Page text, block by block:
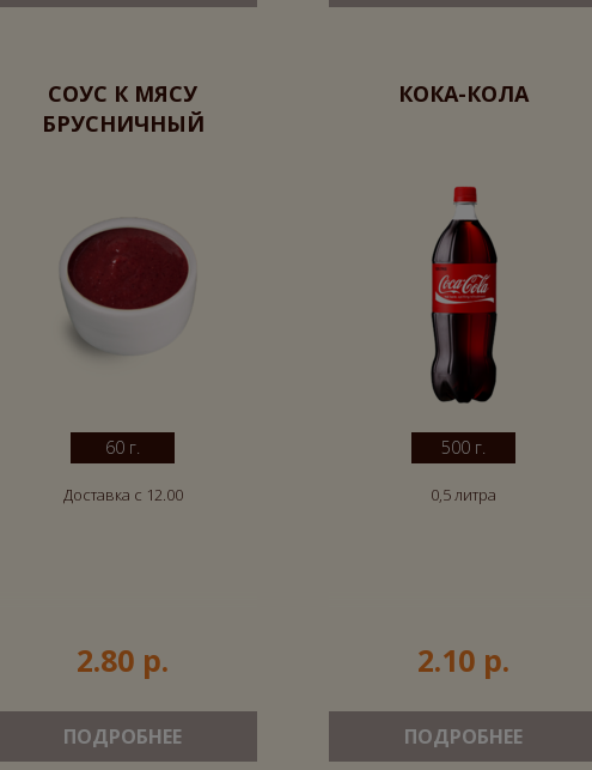
СОУС К МЯСУ
БРУСНИЧНЫЙ
60 г.
Доставка с 12.00
2.80 р.
ПОДРОБНЕЕ
КОКА-КОЛА
500 г.
0,5 литра
2.10 р.
ПОДРОБНЕЕ